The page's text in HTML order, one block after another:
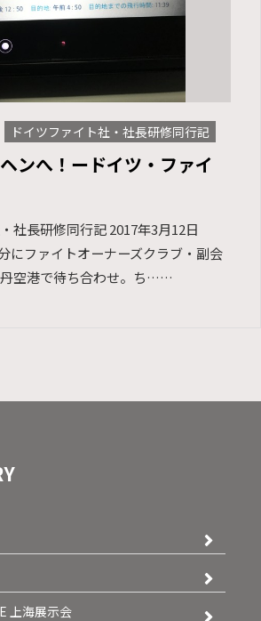
ドイツファイト社・社長研修同行記
ンへ！ードイツ・ファイ
社長研修同行記 2017年3月12日
にファイトオーナーズクラブ・副会
空港で待ち合わせ。ち……
上海展示会